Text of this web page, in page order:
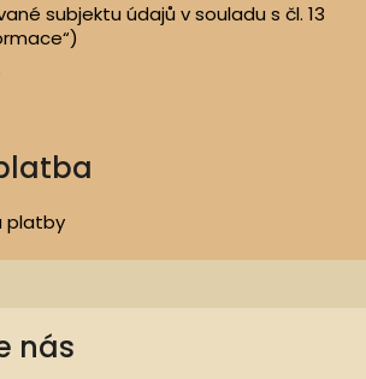
subjektu údajů v souladu s čl. 13
platby
nás